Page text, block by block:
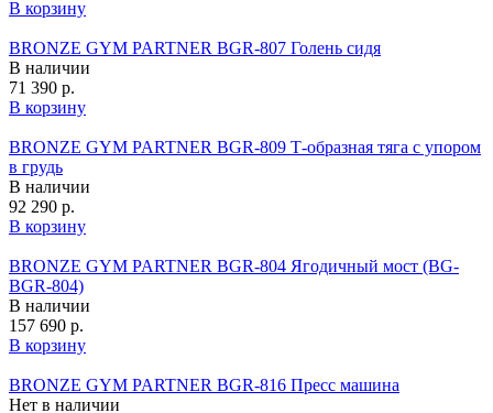
В корзину
BRONZE GYM PARTNER BGR-807 Голень сидя
В наличии
71 390 р.
В корзину
BRONZE GYM PARTNER BGR-809 Т-образная тяга с упором
в грудь
В наличии
92 290 р.
В корзину
BRONZE GYM PARTNER BGR-804 Ягодичный мост (BG-
BGR-804)
В наличии
157 690 р.
В корзину
BRONZE GYM PARTNER BGR-816 Пресс машина
Нет в наличии